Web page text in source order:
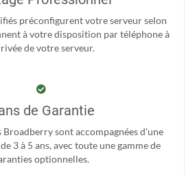
préconfigurent votre serveur selon
à votre disposition par téléphone à
de votre serveur.
de Garantie
Broadberry sont accompagnées d'une
3 à 5 ans, avec toute une gamme de
optionnelles.